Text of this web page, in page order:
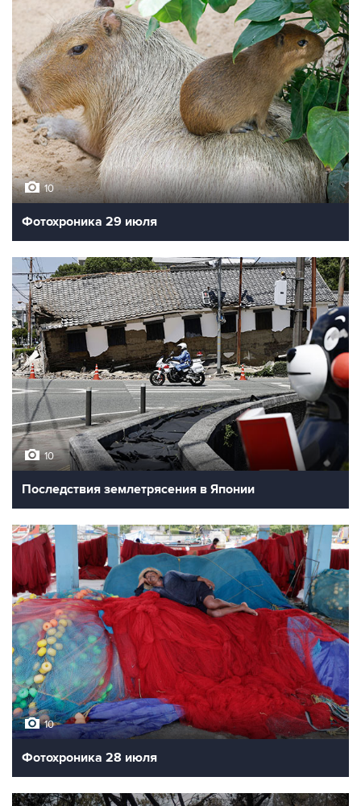
10
Фотохроника 29 июля
10
Последствия землетрясения в Японии
10
Фотохроника 28 июля